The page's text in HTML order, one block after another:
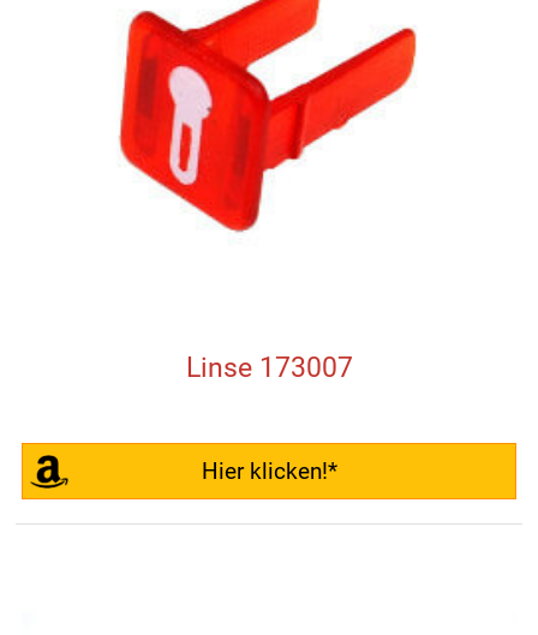
Linse 173007
Hier klicken!*